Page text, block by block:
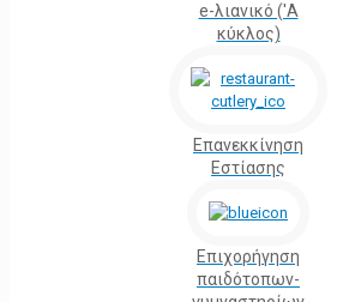
e-λιανικό ('Α
κύκλος)
Επανεκκίνηση
Εστίασης
Επιχορήγηση
παιδότοπων-